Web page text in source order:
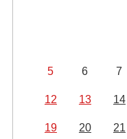
5 6 7
12 13 14
19 20 21